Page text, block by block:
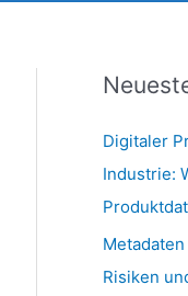
Digitaler
Industrie:
Risiken